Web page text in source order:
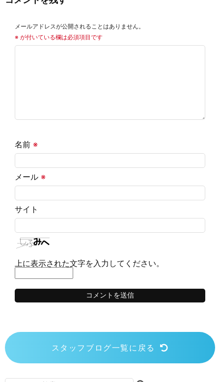
メールアドレスが公開されることはありません。
※ が付いている欄は必須項目です
名前 ※
メール ※
サイト
上に表示された文字を入力してください。
スタッフブログ一覧に戻る